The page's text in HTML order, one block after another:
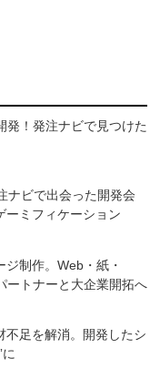
発！発注ナビで見つけた
ナビで出会った開発会
ーミフィケーション
制作。Web・紙・
ートナーと大企業開拓へ
不足を解消。開発したシ
に